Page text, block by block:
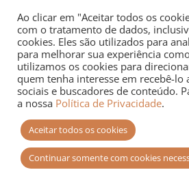
Programas
Jornalismo
Pesquisa
Educação
Documentários
Ao clicar em "Aceitar todos os
com o tratamento de dados,
cookies. Eles são utilizados para
para melhorar sua experiência
utilizamos os cookies para
quem tenha interesse em recebê-lo
sociais e buscadores de conteúdo.
a nossa Política de Privacidade.
Aceitar todos os cookies
Continuar somente com cookies